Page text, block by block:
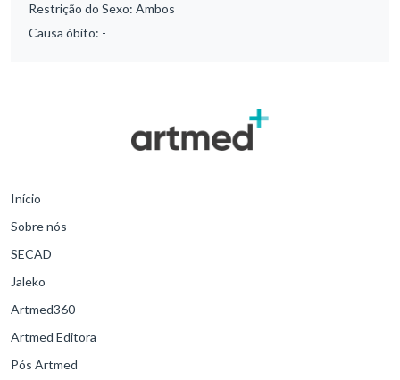
Restrição do Sexo: Ambos
Causa óbito: -
Início
Sobre nós
SECAD
Jaleko
Artmed360
Artmed Editora
Pós Artmed